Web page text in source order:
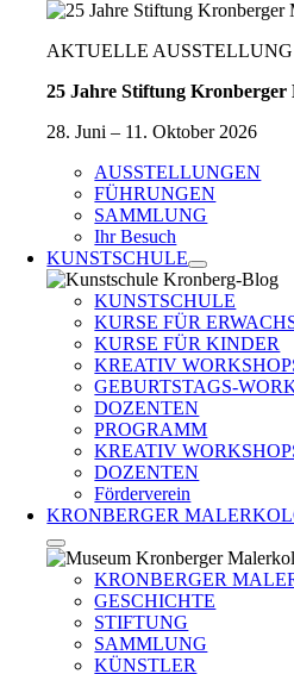
AKTUELLE AUSSTELLUNG
25 Jahre Stiftung Kronberger
28. Juni – 11. Oktober 2026
AUSSTELLUNGEN
FÜHRUNGEN
SAMMLUNG
Ihr Besuch
KUNSTSCHULE
KUNSTSCHULE
KURSE FÜR
KURSE FÜR KINDER
KREATIV
GEBURTSTAGS-
DOZENTEN
PROGRAMM
KREATIV
DOZENTEN
Förderverein
KRONBERGER
KRONBERGER
GESCHICHTE
STIFTUNG
SAMMLUNG
KÜNSTLER